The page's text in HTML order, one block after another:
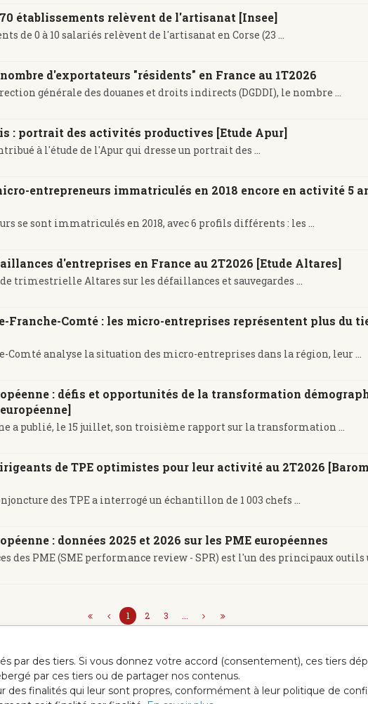
établissements relèvent de l'artisanat [Insee]
de 0 à 10 salariés relèvent de l'artisanat en Corse (23 ...
d'exportateurs "résidents" en France au 1T2026
générale des douanes et droits indirects (DGDDI), le nombre ...
: portrait des activités productives [Etude Apur]
à l'étude de l'Apur qui dresse un portrait des ...
entrepreneurs immatriculés en 2018 encore en activité 5
se sont immatriculés en 2018, avec 6 profils différents : les ...
d'entreprises en France au 2T2026 [Etude Altares]
trimestrielle Altares sur les défaillances et sauvegardes ...
Franche-Comté : les micro-entreprises représentent plus du
Comté analyse la situation des micro-entreprises dans la région, leur ...
: défis et opportunités de la transformation
a publié, le 15 juillet, son troisième rapport sur la transformation ...
de TPE optimistes pour leur activité au 2T2026
des TPE a interrogé un échantillon de 1 003 chefs ...
: données 2025 et 2026 sur les PME européennes
des PME (SME performance review - SPR) est l'un des principaux outils
1 2 3
par des tiers. Si vous donnez votre accord (consentement), ces tiers
par ces tiers ou de partager nos contenus.
finalités qui leur sont propres, conformément à leur politique de